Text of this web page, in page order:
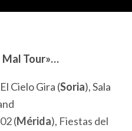
Mal Tour»…
El Cielo Gira (Soria),Sala
(Mérida), Fiestas del